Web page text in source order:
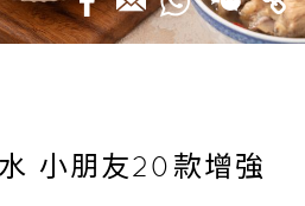
小朋友20款增強